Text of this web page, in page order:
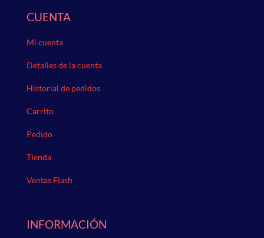
CUENTA
Mi cuenta
Detalles de la cuenta
Historial de pedidos
Carrito
Pedido
Tienda
Ventas Flash
INFORMACIÓN